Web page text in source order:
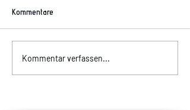
Kommentare
Kommentar verfassen...